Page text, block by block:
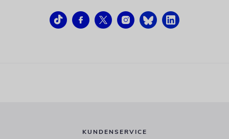
KUNDENSERVICE